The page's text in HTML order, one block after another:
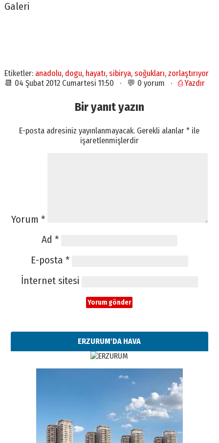
Galeri
Etiketler: anadolu, dogu, hayatı, sibirya, soğukları, zorlaştırıyor
📆 04 Şubat 2012 Cumartesi 11:50 · 💬 0 yorum · ⎙ Yazdır
Bir yanıt yazın
E-posta adresiniz yayınlanmayacak. Gerekli alanlar* ile
işaretlenmişlerdir
Yorum *
Ad *
E-posta *
İnternet sitesi
ERZURUM'DA HAVA